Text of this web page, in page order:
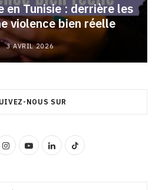
en Tunisie : derrière les
violence bien réelle
3 AVRIL 2026
NOUS SUR
I
Y
L
T